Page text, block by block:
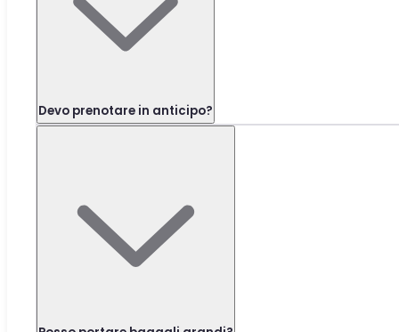
Devo prenotare in anticipo?